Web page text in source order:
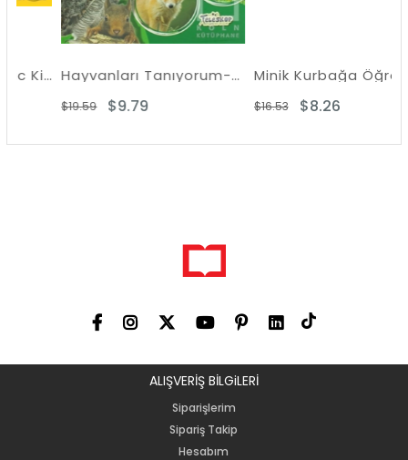
Hayvanları Tanıyorum-Orman Hayvanları
$9.79 $8.26
ALIŞVERİŞ BİLGiLERİ
Siparişlerim
Sipariş Takip
Hesabım